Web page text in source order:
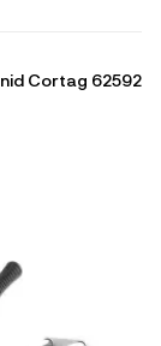
Cortag 62592